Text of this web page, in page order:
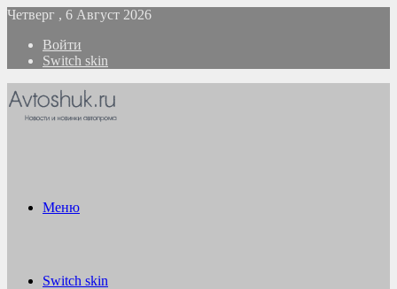
Четверг , 6 Август 2026
Войти
Switch skin
Меню
Switch skin